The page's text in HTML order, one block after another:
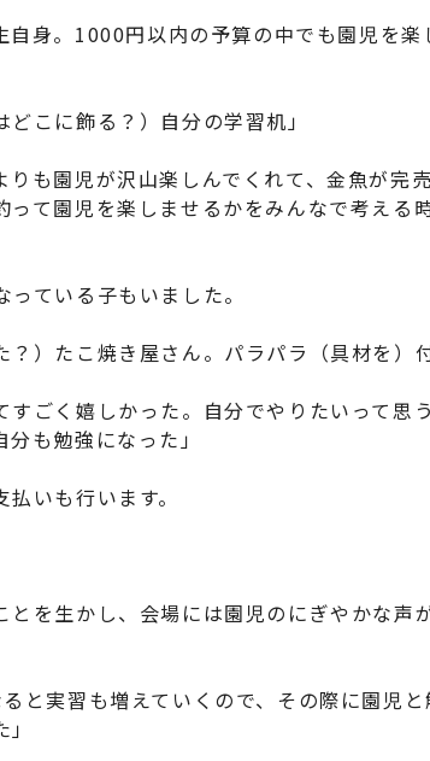
身。1000円以内の予算の中でも園児を楽
どこに飾る？）自分の学習机」
りも園児が沢山楽しんでくれて、金魚が完
って園児を楽しませるかをみんなで考える
ている子もいました。
？）たこ焼き屋さん。パラパラ（具材を）
すごく嬉しかった。自分でやりたいって思
も勉強になった」
いも行います。
を生かし、会場には園児のにぎやかな声
と実習も増えていくので、その際に園児